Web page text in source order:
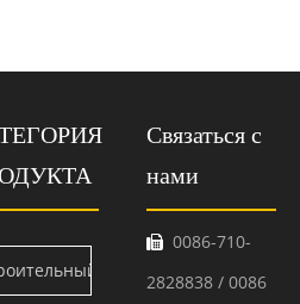
Связаться с
нами
 0086-710-
2828838 / 0086